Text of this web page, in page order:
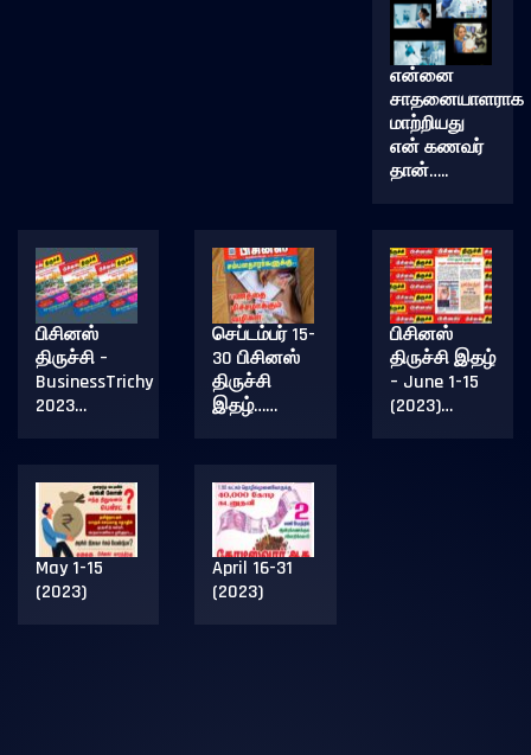
என்னை
சாதனையாளராக
மாற்றியது
என் கணவர்
தான்…..
பிசினஸ்
திருச்சி –
BusinessTrichy
2023…
செப்டம்பர் 15-
30 பிசினஸ்
திருச்சி
இதழ்……
பிசினஸ்
திருச்சி இதழ்
– June 1-15
(2023)…
May 1-15
(2023)
April 16-31
(2023)